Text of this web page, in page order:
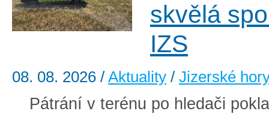
skvělá
IZS
08. 08. 2026 / Aktuality / Jizerské
Pátrání v terénu po hledači